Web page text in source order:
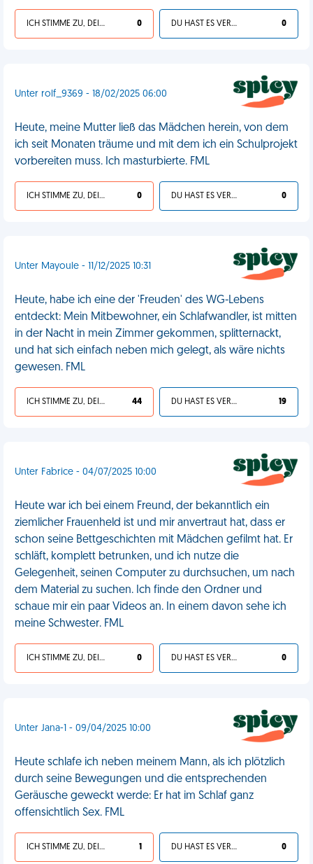
ICH STIMME ZU, DEIN LEBEN IST SCHEISSE 0 DU HAST ES VERDIENT 0
Unter rolf_9369 - 18/02/2025 06:00
Heute, meine Mutter ließ das Mädchen herein, von dem
ich seit Monaten träume und mit dem ich ein Schulprojekt
vorbereiten muss. Ich masturbierte. FML
ICH STIMME ZU, DEIN LEBEN IST SCHEISSE 0 DU HAST ES VERDIENT 0
Unter Mayoule - 11/12/2025 10:31
Heute, habe ich eine der 'Freuden' des WG-Lebens
entdeckt: Mein Mitbewohner, ein Schlafwandler, ist mitten
in der Nacht in mein Zimmer gekommen, splitternackt,
und hat sich einfach neben mich gelegt, als wäre nichts
gewesen. FML
ICH STIMME ZU, DEIN LEBEN IST SCHEISSE 44 DU HAST ES VERDIENT 19
Unter Fabrice - 04/07/2025 10:00
Heute war ich bei einem Freund, der bekanntlich ein
ziemlicher Frauenheld ist und mir anvertraut hat, dass er
schon seine Bettgeschichten mit Mädchen gefilmt hat. Er
schläft, komplett betrunken, und ich nutze die
Gelegenheit, seinen Computer zu durchsuchen, um nach
dem Material zu suchen. Ich finde den Ordner und
schaue mir ein paar Videos an. In einem davon sehe ich
meine Schwester. FML
ICH STIMME ZU, DEIN LEBEN IST SCHEISSE 0 DU HAST ES VERDIENT 0
Unter Jana-1 - 09/04/2025 10:00
Heute schlafe ich neben meinem Mann, als ich plötzlich
durch seine Bewegungen und die entsprechenden
Geräusche geweckt werde: Er hat im Schlaf ganz
offensichtlich Sex. FML
ICH STIMME ZU, DEIN LEBEN IST SCHEISSE 1 DU HAST ES VERDIENT 0